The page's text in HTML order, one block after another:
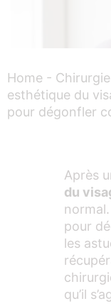
Home -
esthétique du
pour dégonfler
Après
du
pour
les
qu’il